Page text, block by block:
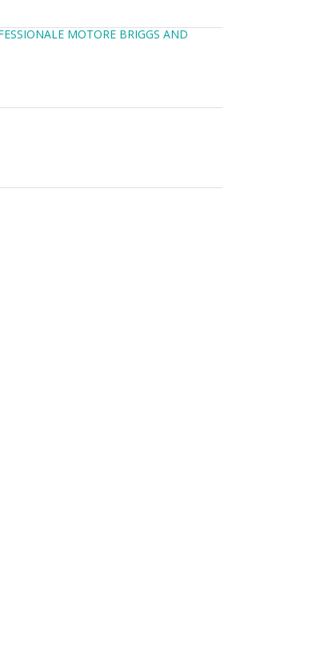
MOTORE BRIGGS AND